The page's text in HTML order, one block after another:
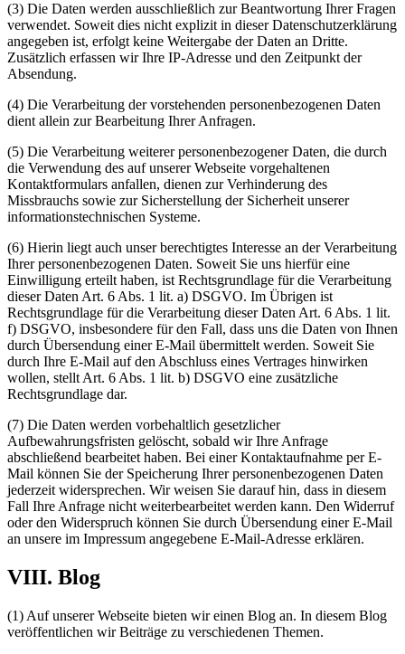
(3) Die Daten werden ausschließlich zur Beantwortung Ihrer Fragen
verwendet. Soweit dies nicht explizit in dieser Datenschutzerklärung
angegeben ist, erfolgt keine Weitergabe der Daten an Dritte.
Zusätzlich erfassen wir Ihre IP-Adresse und den Zeitpunkt der
Absendung.
(4) Die Verarbeitung der vorstehenden personenbezogenen Daten
dient allein zur Bearbeitung Ihrer Anfragen.
(5) Die Verarbeitung weiterer personenbezogener Daten, die durch
die Verwendung des auf unserer Webseite vorgehaltenen
Kontaktformulars anfallen, dienen zur Verhinderung des
Missbrauchs sowie zur Sicherstellung der Sicherheit unserer
informationstechnischen Systeme.
(6) Hierin liegt auch unser berechtigtes Interesse an der Verarbeitung
Ihrer personenbezogenen Daten. Soweit Sie uns hierfür eine
Einwilligung erteilt haben, ist Rechtsgrundlage für die Verarbeitung
dieser Daten Art. 6 Abs. 1 lit. a) DSGVO. Im Übrigen ist
Rechtsgrundlage für die Verarbeitung dieser Daten Art. 6 Abs. 1 lit.
f) DSGVO, insbesondere für den Fall, dass uns die Daten von Ihnen
durch Übersendung einer E-Mail übermittelt werden. Soweit Sie
durch Ihre E-Mail auf den Abschluss eines Vertrages hinwirken
wollen, stellt Art. 6 Abs. 1 lit. b) DSGVO eine zusätzliche
Rechtsgrundlage dar.
(7) Die Daten werden vorbehaltlich gesetzlicher
Aufbewahrungsfristen gelöscht, sobald wir Ihre Anfrage
abschließend bearbeitet haben. Bei einer Kontaktaufnahme per E-
Mail können Sie der Speicherung Ihrer personenbezogenen Daten
jederzeit widersprechen. Wir weisen Sie darauf hin, dass in diesem
Fall Ihre Anfrage nicht weiterbearbeitet werden kann. Den Widerruf
oder den Widerspruch können Sie durch Übersendung einer E-Mail
an unsere im Impressum angegebene E-Mail-Adresse erklären.
VIII. Blog
(1) Auf unserer Webseite bieten wir einen Blog an. In diesem Blog
veröffentlichen wir Beiträge zu verschiedenen Themen.